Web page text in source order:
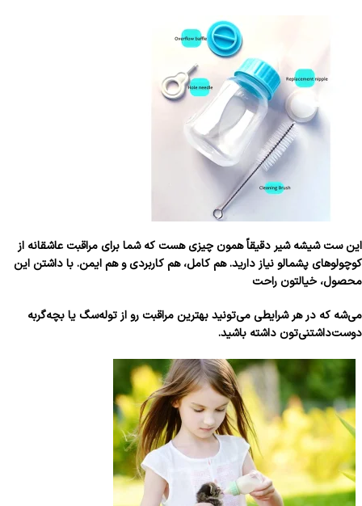
این ست شیشه شیر دقیقاً همون چیزی هست که شما برای مراقبت عاشقانه از
کوچولوهای پشمالو نیاز دارید. هم کامل، هم کاربردی و هم ایمن. با داشتن این
محصول، خیالتون راحت
می‌شه که در هرشرایطی می‌تونید بهترین مراقبت رو از توله‌سگ یا بچه‌گربه
دوست‌داشتنی‌تون داشته باشید.